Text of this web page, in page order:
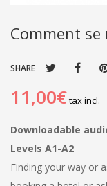
Comment
SHARE
11,00€tax incl.
Downloadable
Levels A1-A2
Finding your way or